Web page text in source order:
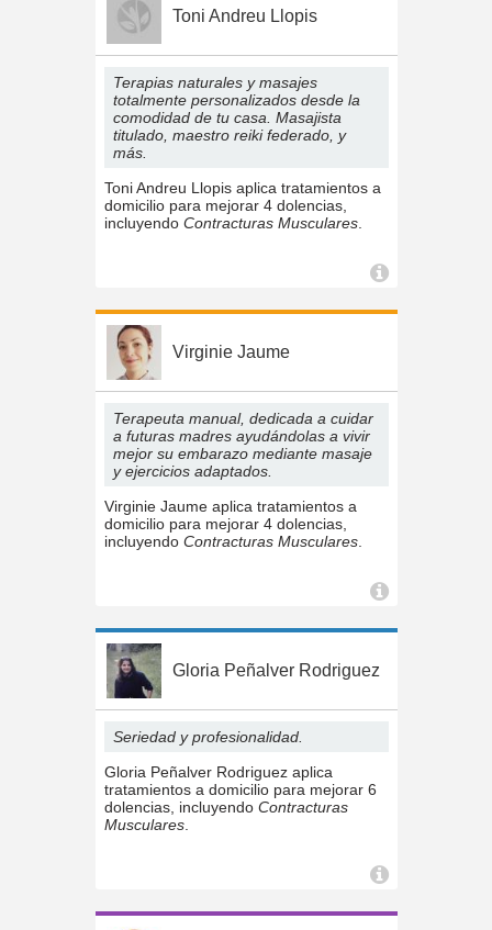
Toni Andreu Llopis
Terapias naturales y masajes
totalmente personalizados desde la
comodidad de tu casa. Masajista
titulado, maestro reiki federado, y
más.
Toni Andreu Llopis aplica tratamientos a
domicilio para mejorar 4 dolencias,
incluyendo Contracturas Musculares.
Virginie Jaume
Terapeuta manual, dedicada a cuidar
a futuras madres ayudándolas a vivir
mejor su embarazo mediante masaje
y ejercicios adaptados.
Virginie Jaume aplica tratamientos a
domicilio para mejorar 4 dolencias,
incluyendo Contracturas Musculares.
Gloria Peñalver Rodriguez
Seriedad y profesionalidad.
Gloria Peñalver Rodriguez aplica
tratamientos a domicilio para mejorar 6
dolencias, incluyendo Contracturas
Musculares.